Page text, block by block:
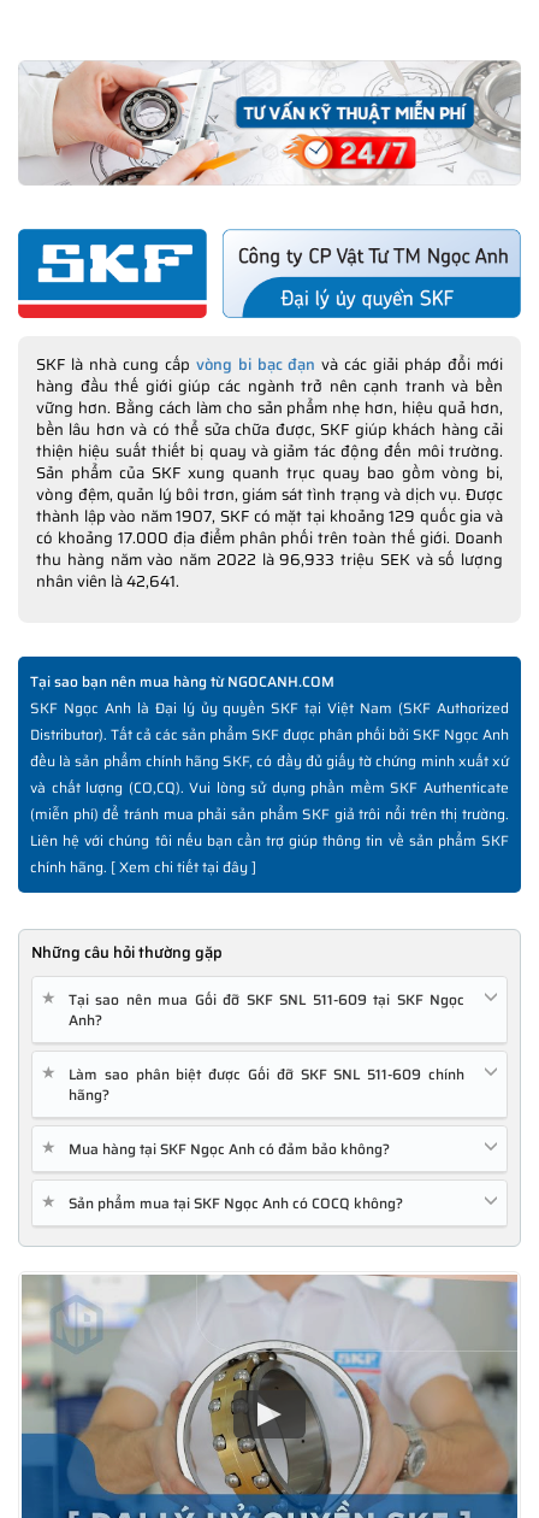
SKF là nhà cung cấp vòng bi bạc đạn và các giải pháp đổi mới
hàng đầu thế giới giúp các ngành trở nên cạnh tranh và bền
vững hơn. Bằng cách làm cho sản phẩm nhẹ hơn, hiệu quả hơn,
bền lâu hơn và có thể sửa chữa được, SKF giúp khách hàng cải
thiện hiệu suất thiết bị quay và giảm tác động đến môi trường.
Sản phẩm của SKF xung quanh trục quay bao gồm vòng bi,
vòng đệm, quản lý bôi trơn, giám sát tình trạng và dịch vụ. Được
thành lập vào năm 1907, SKF có mặt tại khoảng 129 quốc gia và
có khoảng 17.000 địa điểm phân phối trên toàn thế giới. Doanh
thu hàng năm vào năm 2022 là 96,933 triệu SEK và số lượng
nhân viên là 42,641.
Tại sao bạn nên mua hàng từ NGOCANH.COM
SKF Ngọc Anh là Đại lý ủy quyền SKF tại Việt Nam (SKF Authorized
Distributor). Tất cả các sản phẩm SKF được phân phối bởi SKF Ngọc Anh
đều là sản phẩm chính hãng SKF, có đầy đủ giấy tờ chứng minh xuất xứ
và chất lượng (CO,CQ). Vui lòng sử dụng phần mềm SKF Authenticate
(miễn phí) để tránh mua phải sản phẩm SKF giả trôi nổi trên thị trường.
Liên hệ với chúng tôi nếu bạn cần trợ giúp thông tin về sản phẩm SKF
chính hãng. [Xem chi tiết tại đây]
Những câu hỏi thường gặp
★
Tại sao nên mua Gối đỡ SKF SNL 511-609 tại SKF Ngọc
Anh?
★
Làm sao phân biệt được Gối đỡ SKF SNL 511-609 chính
hãng?
★ Mua hàng tại SKF Ngọc Anh có đảm bảo không?
★ Sản phẩm mua tại SKF Ngọc Anh có COCQ không?